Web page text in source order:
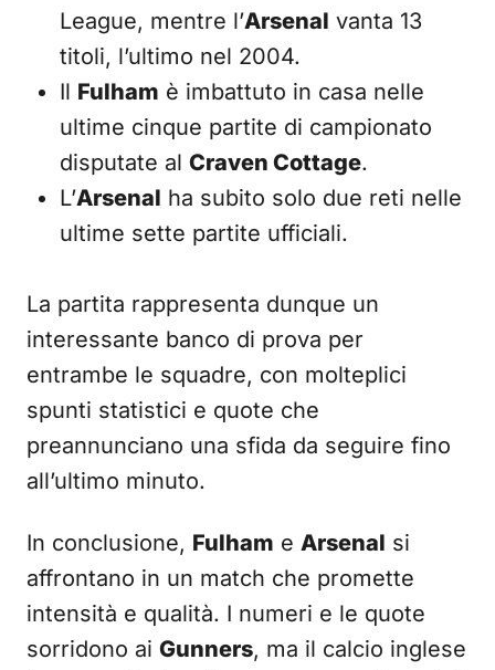
League, mentre l’Arsenal vanta 13
titoli, l’ultimo nel 2004.
Il Fulham è imbattuto in casa nelle
ultime cinque partite di campionato
disputate al Craven Cottage.
L’Arsenal ha subito solo due reti nelle
ultime sette partite ufficiali.
La partita rappresenta dunque un
interessante banco di prova per
entrambe le squadre, con molteplici
spunti statistici e quote che
preannunciano una sfida da seguire fino
all’ultimo minuto.
In conclusione, Fulham e Arsenal si
affrontano in un match che promette
intensità e qualità. I numeri e le quote
sorridono ai Gunners, ma il calcio inglese